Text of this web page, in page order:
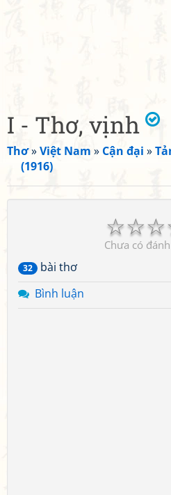
I - Thơ, vịnh
Thơ»Việt Nam » Cận đại »
(1916)
☆
☆
☆
Chưa có
32
bài thơ
Bình luận